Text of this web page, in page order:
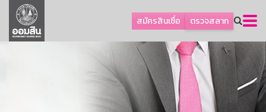
สมัครสินเชื่อ ตรวจสลาก
ลูกค้าธุรกิจ
ลูกค้าผู้ประกอบรายย่อย